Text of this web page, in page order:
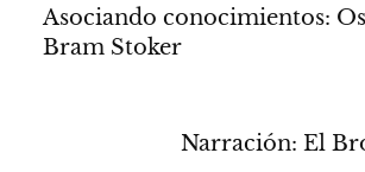
Asociando conocimientos:
Bram Stoker
Narración: El